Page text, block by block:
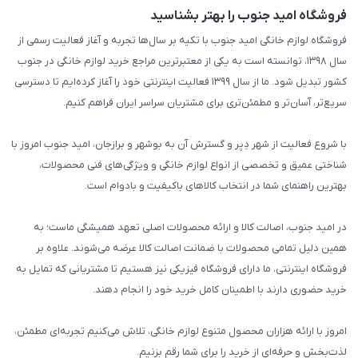
فروشگاه امید جنوب را بهتر بشناسید
فروشگاه لوازم خانگی امید جنوب با تکیه بر سال‌ها تجربه و آغاز فعالیت رسمی از
سال ۱۳۹۸، توانسته است به یکی از معتبرترین مراجع خرید لوازم خانگی در جنوب
کشور تبدیل شود. ما از سال ۱۳۹۹ فعالیت اینترنتی خود را آغاز کرده‌ایم تا دسترسی
سریع‌تر، آسان‌تر و مطمئن‌تری برای مشتریان سراسر ایران فراهم کنیم.
با شروع فعالیت از شهر دِیِر و گسترش آن به بوشهر و برازجان، امید جنوب امروز با
شناختی عمیق و تخصصی از انواع لوازم خانگی و ویژگی‌های فنی محصولات،
بهترین راهنمای شما در انتخاب کالاهای باکیفیت و بادوام است.
در امید جنوب، اصالت کالا و ارائه محصولات اصلی تعهد همیشگی ماست؛ به
همین دلیل تمامی محصولات با ضمانت اصالت کالا عرضه می‌شوند. علاوه بر
فروشگاه اینترنتی، ما دارای فروشگاه فیزیکی نیز هستیم تا مشتریانی که تمایل به
خرید حضوری دارند با اطمینان کامل خرید خود را انجام دهند.
امروز با ارائه هزاران محصول متنوع لوازم خانگی، تلاش می‌کنیم تجربه‌ای مطمئن،
لذت‌بخش و حرفه‌ای از خرید را برای شما رقم بزنیم.